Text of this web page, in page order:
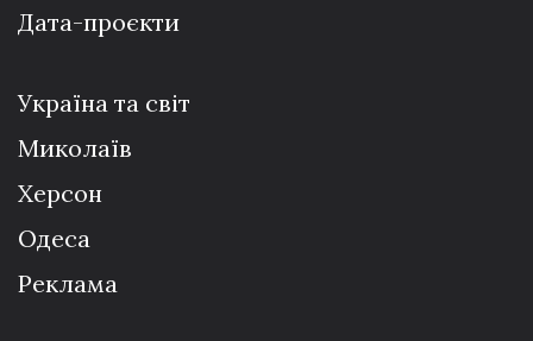
Дата-проєкти
Україна та світ
Миколаїв
Херсон
Одеса
Реклама